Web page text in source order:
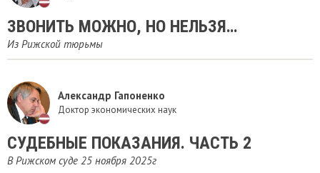
ЗВОНИТЬ МОЖНО, НО НЕЛЬЗЯ…
Из Рижской тюрьмы
Александр Гапоненко
Доктор экономических наук
СУДЕБНЫЕ ПОКАЗАНИЯ. ЧАСТЬ 2
В Рижском суде 25 ноября 2025г